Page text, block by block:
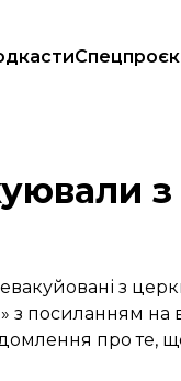
з
з посиланням на
про те,